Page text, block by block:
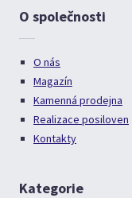
O společnosti
O nás
Magazín
Kamenná prodejna
Realizace posiloven
Kontakty
Kategorie